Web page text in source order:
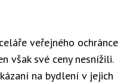
veřejného ochránce
však své ceny nesnížili.
na bydlení v jejich